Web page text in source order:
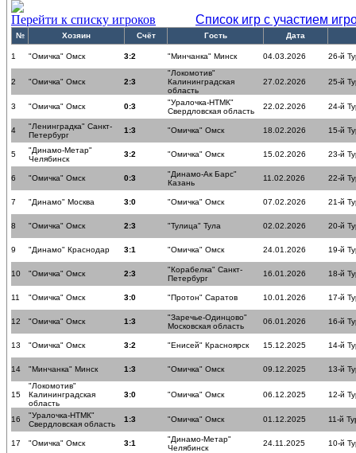
Перейти к списку игроков
Список игр с участием
№ Хозяин Счёт Гость Дата
1 "Омичка" Омск 3:2 "Минчанка" Минск 04.03.2026 26-й
2 "Омичка" Омск 2:3
"Локомотив"
Калининградская
область
27.02.2026 25-й
3 "Омичка" Омск 0:3
"Уралочка-НТМК"
Свердловская область
22.02.2026 24-й
4
"Ленинградка" Санкт-
Петербург
1:3 "Омичка" Омск 18.02.2026 15-й
5
"Динамо-Метар"
Челябинск
3:2 "Омичка" Омск 15.02.2026 23-й
6 "Омичка" Омск 0:3
"Динамо-Ак Барс"
Казань
11.02.2026 22-й
7 "Динамо" Москва 3:0 "Омичка" Омск 07.02.2026 21-й
8 "Омичка" Омск 2:3 "Тулица" Тула 02.02.2026 20-й
9 "Динамо" Краснодар 3:1 "Омичка" Омск 24.01.2026 19-й
10 "Омичка" Омск 2:3
"Корабелка" Санкт-
Петербург
16.01.2026 18-й
11 "Омичка" Омск 3:0 "Протон" Саратов 10.01.2026 17-й
12 "Омичка" Омск 1:3
"Заречье-Одинцово"
Московская область
06.01.2026 16-й
13 "Омичка" Омск 3:2 "Енисей" Красноярск 15.12.2025 14-й
14 "Минчанка" Минск 1:3 "Омичка" Омск 09.12.2025 13-й
15
"Локомотив"
Калининградская
область
3:0 "Омичка" Омск 06.12.2025 12-й
16
"Уралочка-НТМК"
Свердловская область
1:3 "Омичка" Омск 01.12.2025 11-й
17 "Омичка" Омск 3:1
"Динамо-Метар"
Челябинск
24.11.2025 10-й